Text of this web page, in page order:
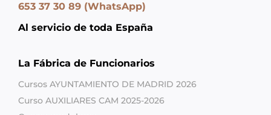
653 37 30 89 (WhatsApp)
Al servicio de toda España
La Fábrica de Funcionarios
Cursos AYUNTAMIENTO DE MADRID 2026
Curso AUXILIARES CAM 2025-2026